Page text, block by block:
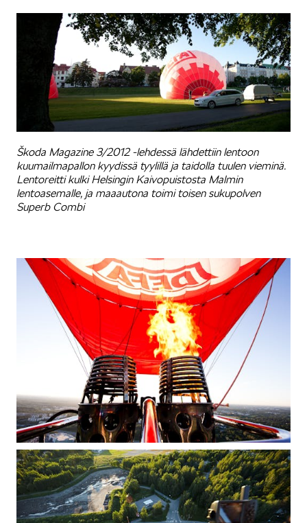
FABIA
OCTAVIA
KAMIQ
KAROQ
Škoda Magazine 3/2012 -lehdessä lähdettiin lentoon
kuumailmapallon kyydissä tyylillä ja taidolla tuulen vieminä.
Lentoreitti kulki Helsingin Kaivopuistosta Malmin
lentoasemalle, ja maaautona toimi toisen sukupolven
Superb Combi